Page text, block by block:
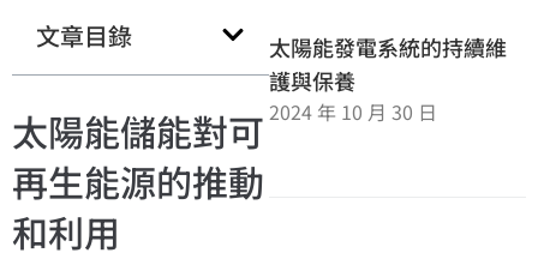
文章目錄
太陽能儲能對可
再生能源的推動
和利用
太陽能發電系統的持續維
護與保養
2024 年 10 月 30 日